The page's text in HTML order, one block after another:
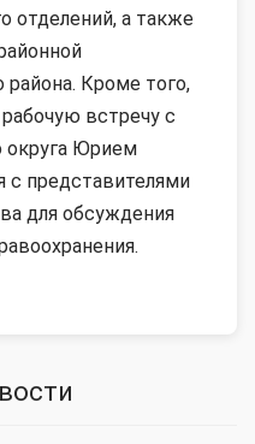
отделений, а также
района. Кроме того,
встречу с
округа Юрием
с представителями
для обсуждения